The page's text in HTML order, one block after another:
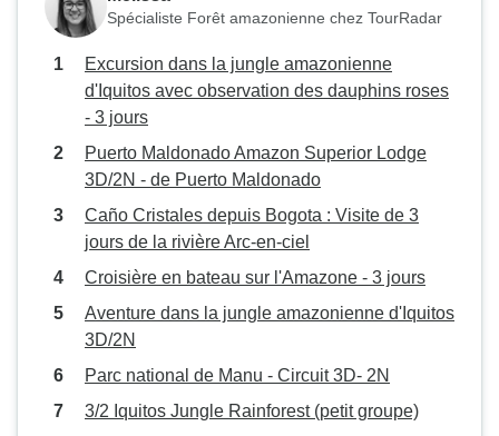
Spécialiste Forêt amazonienne chez TourRadar
Excursion dans la jungle amazonienne
d'Iquitos avec observation des dauphins roses
- 3 jours
Puerto Maldonado Amazon Superior Lodge
3D/2N - de Puerto Maldonado
Caño Cristales depuis Bogota : Visite de 3
jours de la rivière Arc-en-ciel
Croisière en bateau sur l'Amazone - 3 jours
Aventure dans la jungle amazonienne d'Iquitos
3D/2N
Parc national de Manu - Circuit 3D- 2N
3/2 Iquitos Jungle Rainforest (petit groupe)